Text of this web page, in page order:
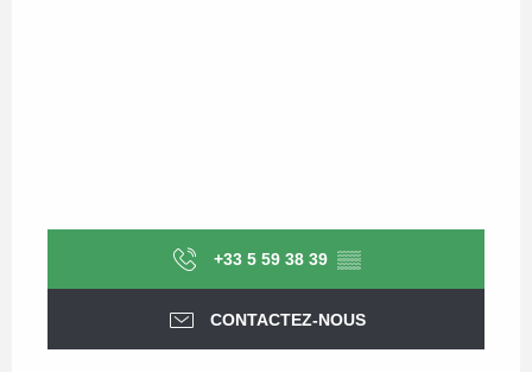
+33 5 59 38 39 ▒▒
CONTACTEZ-NOUS